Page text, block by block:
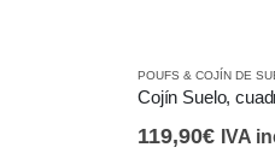
POUFS & COJÍN DE
119,90€ IVA